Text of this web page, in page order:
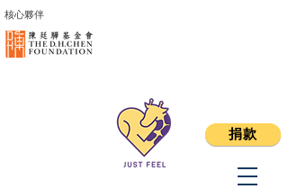
捐款
核心夥伴